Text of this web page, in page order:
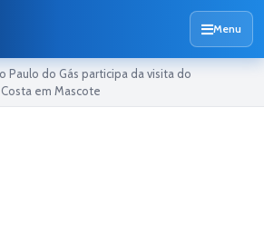
Menu
Paulo do Gás participa da visita do
em Mascote